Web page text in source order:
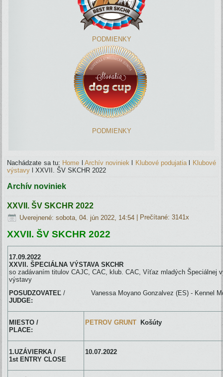
PODMIENKY
PODMIENKY
Nachádzate sa tu: Home Archív noviniek Klubové podujatial
Klubové
výstavy lXXVII. ŠV SKCHR 2022
Archív noviniek
XXVII. ŠV SKCHR 2022
Uverejnené: sobota, 04. jún 2022, 14:54 | Prečítané: 3141x
XXVII. ŠV SKCHR 2022
17.09.2022
XXVII. ŠPECIÁLNA VÝSTAVA SKCHR
so zadávaním titulov CAJC, CAC, klub. CAC, Víťaz mladých Špeciálnej
výstavy
POSUDZOVATEĽ /
Vanessa Moyano Gonzalvez (ES) - Kennel
JUDGE:
MIESTO /
PLACE:
PETROV GRUNT Košúty
1.UZÁVIERKA /
1st ENTRY CLOSE
10.07.2022